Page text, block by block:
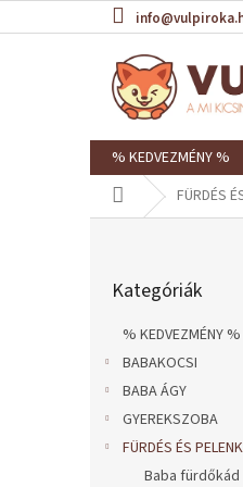
a
% KEDVEZMÉNY %
KezdőlapFÜRDÉS
átugrása
Kategóriák
% KEDVEZMÉNY %
BABAKOCSI
BABA ÁGY
GYEREKSZOBA
FÜRDÉS ÉS
Baba fürdőkád